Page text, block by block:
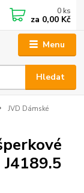
Menu
Hledat
0 ks
za 0,00 Kč
JVD Dámské